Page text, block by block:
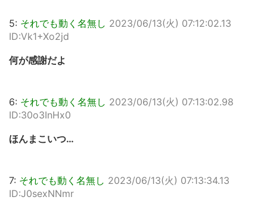
5: それでも動く名無し 2023/06/13(火) 07:12:02.13
ID:Vk1+Xo2jd
何が感謝だよ
6: それでも動く名無し 2023/06/13(火) 07:13:02.98
ID:30o3InHx0
ほんまこいつ…
7: それでも動く名無し 2023/06/13(火) 07:13:34.13
ID:J0sexNNmr